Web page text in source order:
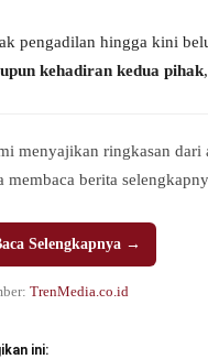
pengadilan hingga kini
kehadiran kedua pihak
menyajikan ringkasan dari
membaca berita
Selengkapnya →
TrenMedia.co.id
ini: